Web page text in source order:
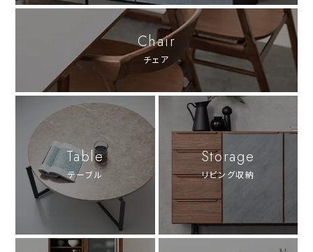
Chair
チェア
Table
テーブル
Storage
リビング収納